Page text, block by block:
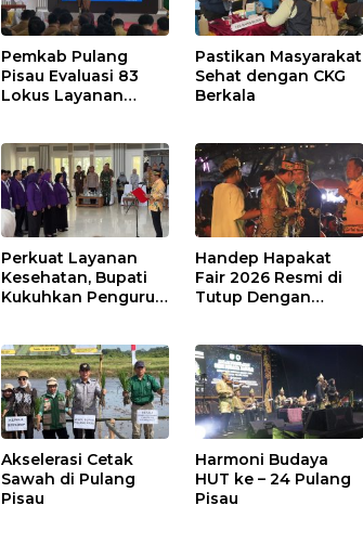
Pemkab Pulang
Pisau Evaluasi 83
Lokus Layanan
Pastikan Masyarakat
Sehat dengan CKG
Berkala
Perkuat Layanan
Kesehatan, Bupati
Kukuhkan Pengurus
Handep Hapakat
Fair 2026 Resmi di
Tutup Dengan
Akselerasi Cetak
Sawah di Pulang
Pisau
Harmoni Budaya
HUT ke – 24 Pulang
Pisau